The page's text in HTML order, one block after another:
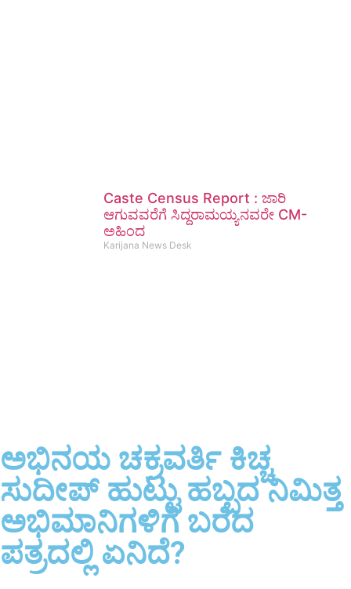
Caste Census Report : ಜಾರಿ
ಆಗುವವರೆಗೆ ಸಿದ್ದರಾಮಯ್ಯನವರೇ CM-
ಅಹಿಂದ
Karijana News Desk
ಅಭಿನಯ ಚಕ್ರವರ್ತಿ ಕಿಚ್ಚ
ಸುದೀಪ್ ಹುಟ್ಟು ಹಬ್ಬದ ನಿಮಿತ್ತ
ಅಭಿಮಾನಿಗಳಿಗೆ ಬರೆದ
ಪತ್ರದಲ್ಲಿ ಏನಿದೆ?